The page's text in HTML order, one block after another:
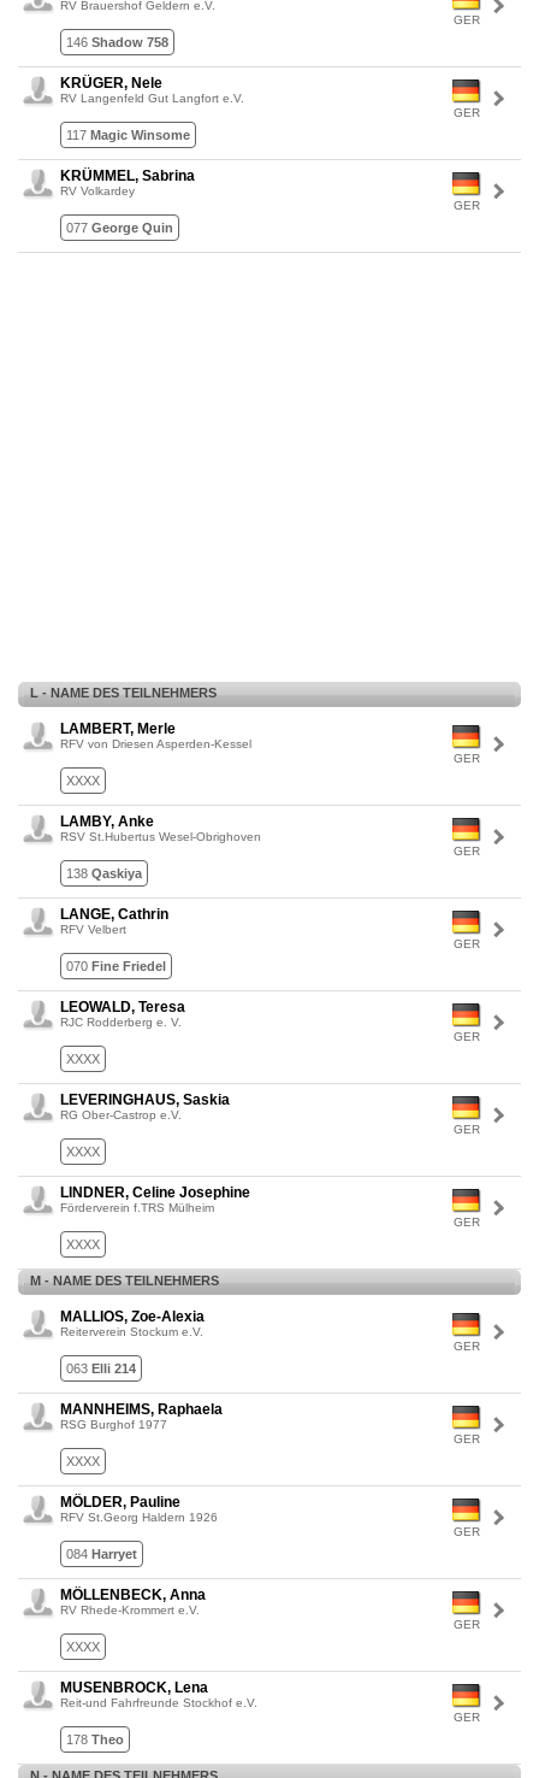
GER
RV Brauershof Geldern e.V.
146 Shadow 758
GER
KRÜGER, Nele
RV Langenfeld Gut Langfort e.V.
117 Magic Winsome
GER
KRÜMMEL, Sabrina
RV Volkardey
077 George Quin
L - NAME DES TEILNEHMERS
GER
LAMBERT, Merle
RFV von Driesen Asperden-Kessel
XXXX
GER
LAMBY, Anke
RSV St.Hubertus Wesel-Obrighoven
138 Qaskiya
GER
LANGE, Cathrin
RFV Velbert
070 Fine Friedel
GER
LEOWALD, Teresa
RJC Rodderberg e. V.
XXXX
GER
LEVERINGHAUS, Saskia
RG Ober-Castrop e.V.
XXXX
GER
LINDNER, Celine Josephine
Förderverein f.TRS Mülheim
XXXX
M - NAME DES TEILNEHMERS
GER
MALLIOS, Zoe-Alexia
Reiterverein Stockum e.V.
063 Elli 214
GER
MANNHEIMS, Raphaela
RSG Burghof 1977
XXXX
GER
MÖLDER, Pauline
RFV St.Georg Haldern 1926
084 Harryet
GER
MÖLLENBECK, Anna
RV Rhede-Krommert e.V.
XXXX
GER
MUSENBROCK, Lena
Reit-und Fahrfreunde Stockhof e.V.
178 Theo